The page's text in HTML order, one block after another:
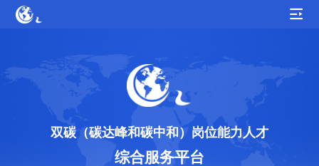
双碳（碳达峰和碳中和）岗位能力人才
综合服务平台